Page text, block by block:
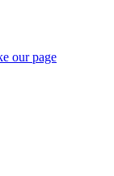
our page